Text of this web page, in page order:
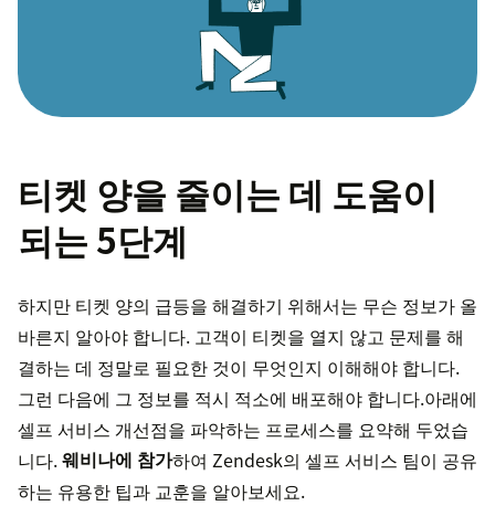
티켓 양을 줄이는 데 도움이
되는 5단계
하지만 티켓 양의 급등을 해결하기 위해서는 무슨 정보가 올
바른지 알아야 합니다. 고객이 티켓을 열지 않고 문제를 해
결하는 데 정말로 필요한 것이 무엇인지 이해해야 합니다.
그런 다음에 그 정보를 적시 적소에 배포해야 합니다.아래에
셀프 서비스 개선점을 파악하는 프로세스를 요약해 두었습
니다.웨비나에 참가하여 Zendesk의 셀프 서비스 팀이 공유
하는 유용한 팁과 교훈을 알아보세요.